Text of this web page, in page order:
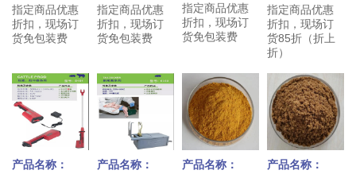
指定商品优惠
折扣，现场订
货免包装费
指定商品优惠
折扣，现场订
货免包装费
指定商品优惠
折扣，现场订
货免包装费
指定商品优惠
折扣，现场订
货85折（折上
折）
产品名称：
产品名称：
产品名称：
产品名称：